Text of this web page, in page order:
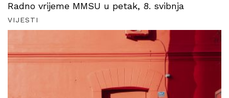
Radno vrijeme MMSU u petak, 8. svibnja
VIJESTI